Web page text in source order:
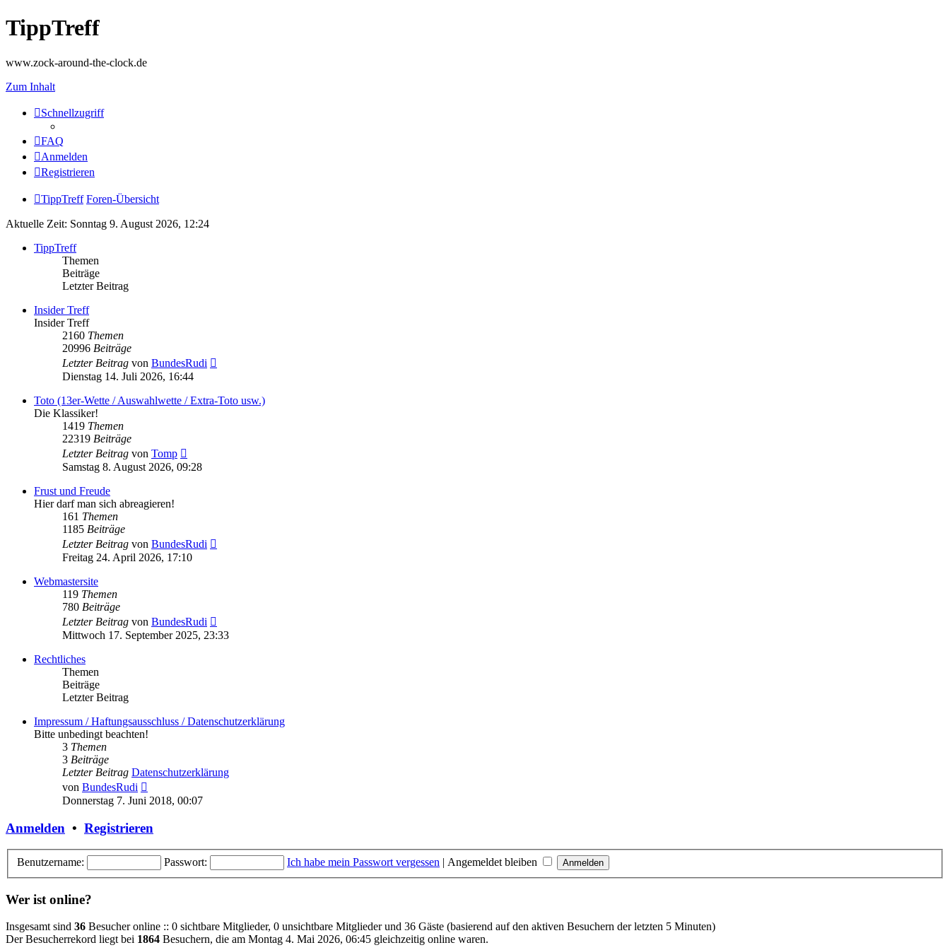
TippTreff
www.zock-around-the-clock.de
Zum Inhalt
Schnellzugriff
FAQ
Anmelden
Registrieren
TippTreff Foren-Übersicht
Aktuelle Zeit: Sonntag 9. August 2026, 12:24
TippTreff
Themen
Beiträge
Letzter Beitrag
Insider Treff
Insider Treff
2160 Themen
20996 Beiträge
Letzter Beitrag von BundesRudi
Dienstag 14. Juli 2026, 16:44
Toto (13er-Wette / Auswahlwette / Extra-Toto usw.)
Die Klassiker!
1419 Themen
22319 Beiträge
Letzter Beitrag von Tomp
Beitrag
Samstag 8. August 2026, 09:28
Frust und Freude
Hier darf man sich abreagieren!
161 Themen
1185 Beiträge
Letzter Beitrag von BundesRudi
Freitag 24. April 2026, 17:10
Webmastersite
119 Themen
780 Beiträge
Letzter Beitrag von BundesRudi
Beitrag
Mittwoch 17. September 2025, 23:33
Rechtliches
Themen
Beiträge
Letzter Beitrag
Impressum / Haftungsausschluss / Datenschutzerklärung
Bitte unbedingt beachten!
3 Themen
3 Beiträge
Letzter Beitrag Datenschutzerklärung
von BundesRudi
Beitrag
Donnerstag 7. Juni 2018, 00:07
Anmelden • Registrieren
Benutzername: Passwort: Ich habe mein Passwort vergessen | Angemeldet bleiben
Wer ist online?
Insgesamt sind 36 Besucher online :: 0 sichtbare Mitglieder, 0 unsichtbare Mitglieder und 36 Gäste (basierend auf den aktiven Besuchern der letzten 5 Minuten)
Der Besucherrekord liegt bei 1864 Besuchern, die am Montag 4. Mai 2026, 06:45 gleichzeitig online waren.